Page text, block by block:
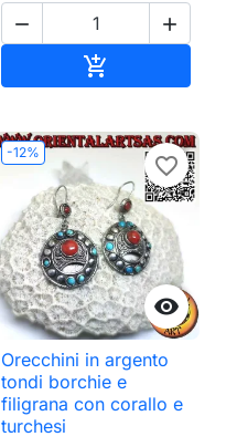
 

-12%

favorite_border
Orecchini in argento
tondi borchie e
filigrana con corallo e
turchesi